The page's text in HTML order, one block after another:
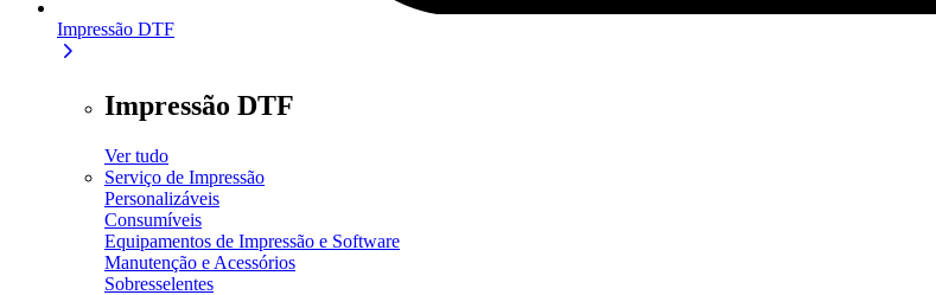
Impressão DTF
Impressão DTF
Ver tudo
Serviço de Impressão
Personalizáveis
Consumíveis
Equipamentos de Impressão e Software
Manutenção e Acessórios
Sobresselentes